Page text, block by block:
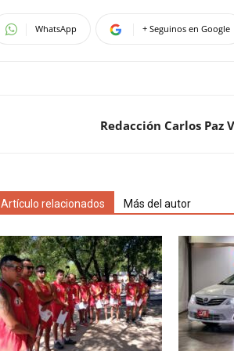
WhatsApp + Seguinos en Google
Redacción Carlos Paz
Artículo relacionados Más del autor